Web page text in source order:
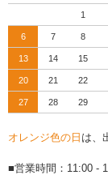
1
6 7 8
13 14 15
20 21 22
27 28 29
オレンジ色の日 は、
■営業時間：11:00 -